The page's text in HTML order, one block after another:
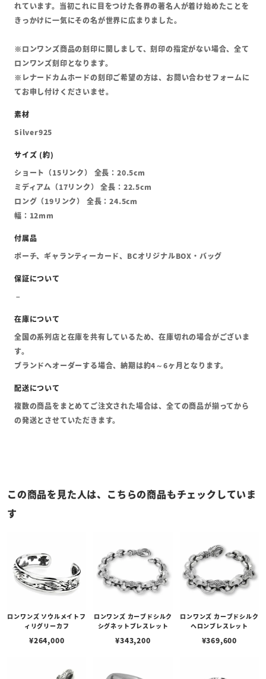
れています。当初これに目をつけた各界の著名人が着け始めたことを
きっかけに一気にその名が世界に広まりました。
※ロンワンズ商品の刻印に関しまして、刻印の指定がない場合、全て
ロンワンズ刻印となります。
※レナードカムホードの刻印ご希望の方は、お問い合わせフォームに
てお申し付けくださいませ。
Silver925
ショート（15リンク） 全長：20.5cm
ミディアム（17リンク） 全長：22.5cm
ロング（19リンク） 全長：24.5cm
幅：12mm
ポーチ、ギャランティーカード、BCオリジナルBOX・バッグ
全国の系列店と在庫を共有しているため、在庫切れの場合がございま
す。
ブランドへオーダーする場合、納期は約4～6ヶ月となります。
複数の商品をまとめてご注文された場合は、全ての商品が揃ってから
の発送とさせていただきます。
この商品を見た人は、こちらの商品もチェックしていま
す
ロンワンズ ソウルメイトフ
ィリグリーカフ
¥264,000
ロンワンズ カーブドシルク
シグネットブレスレット
¥343,200
ロンワンズ カーブドシルク
ヘロンブレスレット
¥369,600